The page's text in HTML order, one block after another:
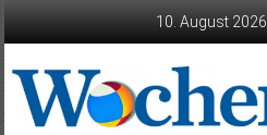
10. August 2026